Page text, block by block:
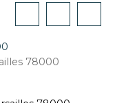
78000